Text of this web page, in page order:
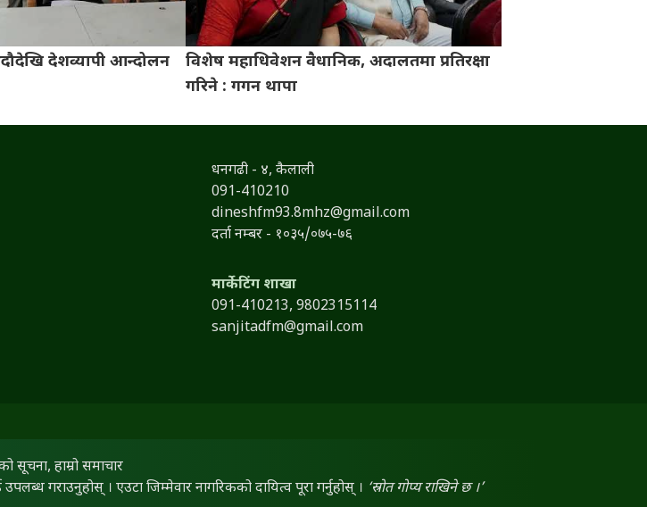
देशव्यापी आन्दोलन
विशेष महाधिवेशन वैधानिक, अदालतमा प्रतिरक्षा
गरिने : गगन थापा
धनगढी - ४, कैलाली
091-410210
dineshfm93.8mhz@gmail.com
दर्ता नम्बर - १०३५/०७५-७६
मार्केटिंग शाखा
091-410213,9802315114
sanjitadfm@gmail.com
सूचना, हाम्रो समाचार
गराउनुहोस् । एउटा जिम्मेवार नागरिकको दायित्व पूरा गर्नुहोस् । ‘स्रोत गोप्य राखिने छ ।’